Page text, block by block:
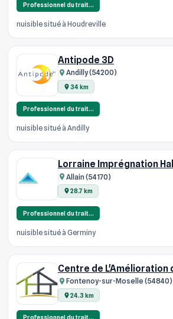
Professionnel du trait…
nuisible situé à Houdreville
Antipode 3D
Andilly (54200)
34 km
Professionnel du trait…
nuisible situé à Andilly
Allain (54170)
28.7 km
Professionnel du trait…
nuisible situé à Germiny
Fontenoy-sur-Moselle (54840)
24.3 km
Professionnel du trait…